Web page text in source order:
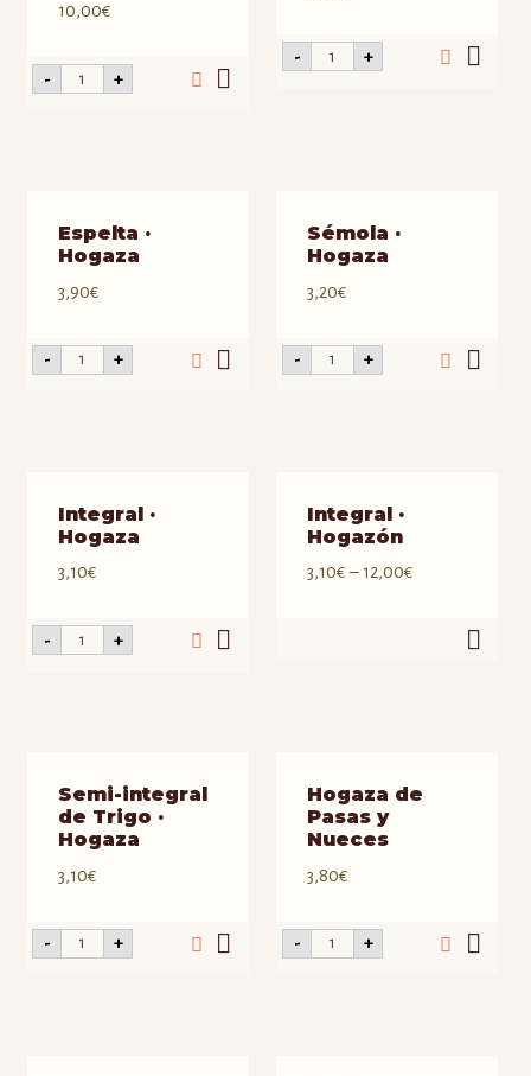
10,00€
-
Sarraceno
sin
+
-
Rústico
·
+
Espelta ·
Hogaza
3,90€
-
Espelta
·
+
Sémola ·
Hogaza
3,20€
-
Sémola
·
+
Integral ·
Hogaza
3,10€
-
Integral
·
+
Integral ·
Hogazón
3,10€–12,00€
Semi-integral
de Trigo ·
Hogaza
3,10€
-
Semi-
integral
+
Hogaza de
Pasas y
Nueces
3,80€
-
Hogaza
de
+